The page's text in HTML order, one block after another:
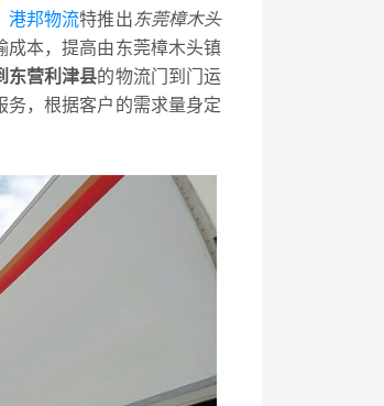
港邦物流特推出东莞樟木头
成本，提高由东莞樟木头镇
东营利津县的物流门到门运
，根据客户的需求量身定